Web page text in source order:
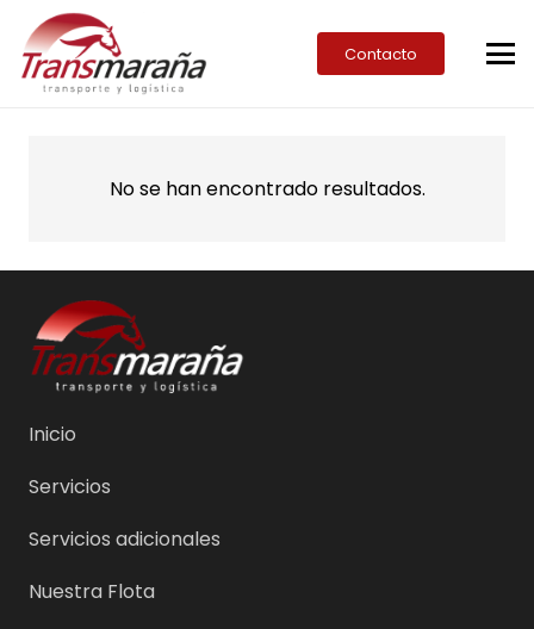
Contacto
No se han encontrado resultados.
Inicio
Servicios
Servicios adicionales
Nuestra Flota